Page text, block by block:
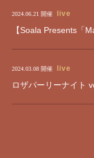
2024.06.21 開催 live
【Soala Presents「
2024.03.08 開催 live
ロザパーリーナイト